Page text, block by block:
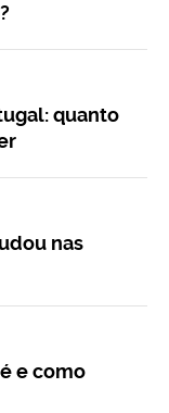
quanto
nas
e como